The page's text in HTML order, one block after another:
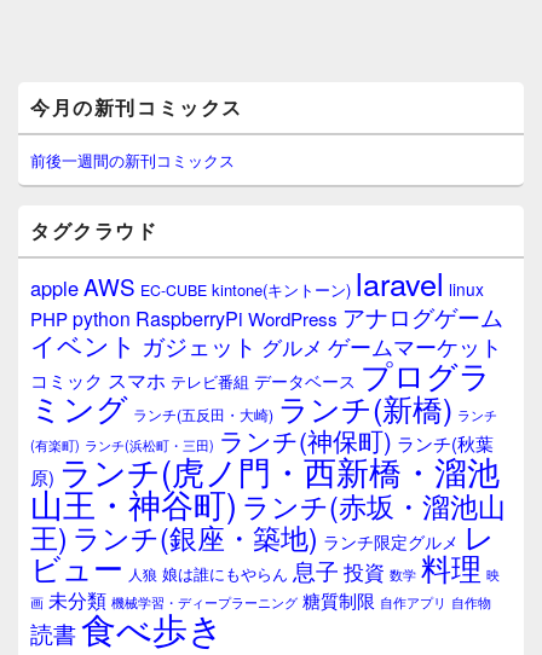
イ
ン
サ
イ
ウ
ィ
ジ
ェ
ア
今月の新刊コミックス
前後一週間の新刊コミックス
タグクラウド
appleAWS EC-CUBE kintone(キントーン) laravel linux
PHPpython RaspberryPi WordPress アナログゲーム
イベント ガジェット グルメ ゲームマーケット
コミック スマホ テレビ番組 データベース プログラ
ミング ランチ(五反田・大崎) ランチ(新橋) ランチ
(有楽町) ランチ(浜松町・三田) ランチ(神保町) ランチ(秋葉
原) ランチ(虎ノ門・西新橋・溜池
山王・神谷町) ランチ(赤坂・溜池山
王) ランチ(銀座・築地) ランチ限定グルメ レ
ビュー 人狼 娘は誰にもやらん 息子 投資 数学 料理 映
画 未分類 機械学習・ディープラーニング 糖質制限 自作アプリ 自作物
読書食べ歩き